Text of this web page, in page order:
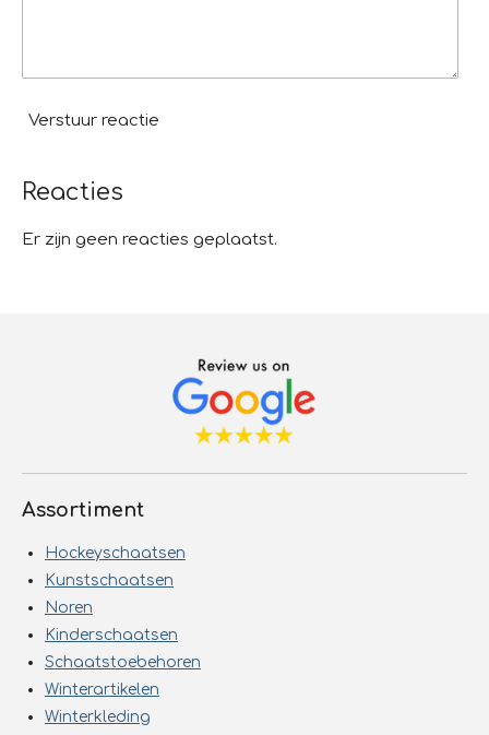
Verstuur reactie
Reacties
Er zijn geen reacties geplaatst.
Assortiment
Hockeyschaatsen
Kunstschaatsen
Noren
Kinderschaatsen
Schaatstoebehoren
Winterartikelen
Winterkleding